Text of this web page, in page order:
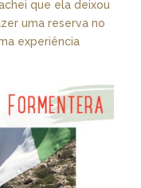
que ela deixou
uma reserva no
experiência